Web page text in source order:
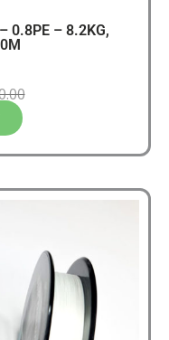
0.8PE – 8.2KG,